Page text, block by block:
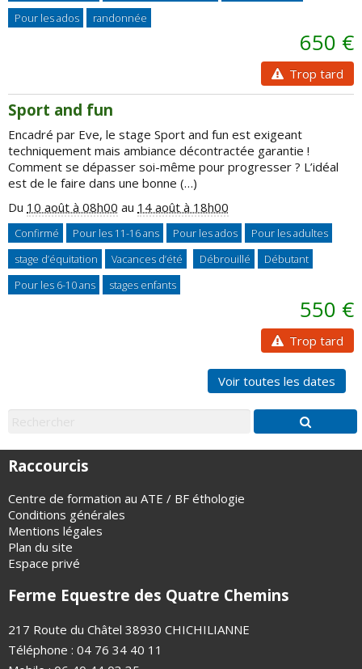
Pour les ados
randonnée
650 €
Trop tard
Sport and fun
Encadré par Eve, le stage Sport and fun est exigeant
techniquement mais ambiance décontractée garantie !
Comment se dépasser soi-même pour progresser ? L’idéal
est de le faire dans une bonne (…)
Du 10 août à 08h00 au 14 août à 18h00
Confirmé Pour les 11-16 ans Pour les ados
Pour les adultes
stage d’équitation
Vacances d’été Débrouillé
Débutant
Pour les 6-10 ans
stages enfants
550 €
Trop tard
Voir toutes les dates
Raccourcis
Centre de formation au ATE / BF éthologie
Conditions générales
Mentions légales
Plan du site
Espace privé
Ferme Equestre des Quatre Chemins
217 Route du Châtel 38930 CHICHILIANNE
Téléphone : 04 76 34 40 11